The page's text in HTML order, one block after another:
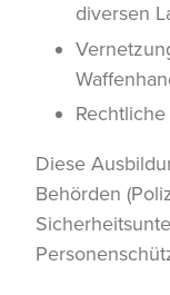
diversen
Diese
Behörden